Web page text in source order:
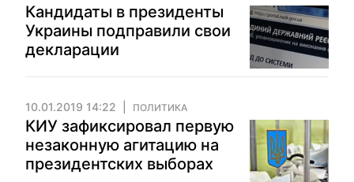
Кандидаты в президенты
Украины подправили свои
декларации
10.01.2019 14:22 ПОЛИТИКА
КИУ зафиксировал первую
незаконную агитацию на
президентских выборах